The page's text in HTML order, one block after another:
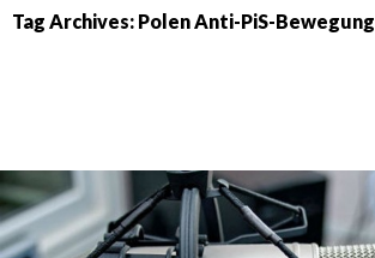
Tag Archives: Polen Anti-PiS-Bewegung